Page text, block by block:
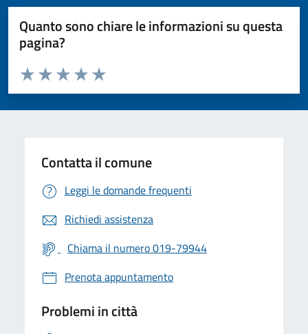
Quanto sono chiare le informazioni su questa
pagina?
Valuta da 1 a 5 stelle la pagina
Valuta 5 stelle su 5
Valuta 4 stelle su 5
Valuta 3 stelle su 5
Valuta 2 stelle su 5
Valuta 1 stelle su 5
Contatta il comune
Leggi le domande frequenti
Richiedi assistenza
Chiama il numero 019-79944
Prenota appuntamento
Problemi in città